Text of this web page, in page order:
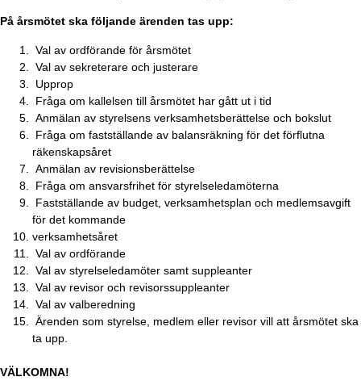
På årsmötet ska följande ärenden tas upp:
Val av ordförande för årsmötet
Val av sekreterare och justerare
Upprop
Fråga om kallelsen till årsmötet har gått ut i tid
Anmälan av styrelsens verksamhetsberättelse och bokslut
Fråga om fastställande av balansräkning för det förflutna
räkenskapsåret
Anmälan av revisionsberättelse
Fråga om ansvarsfrihet för styrelseledamöterna
Fastställande av budget, verksamhetsplan och medlemsavgift
för det kommande
verksamhetsåret
Val av ordförande
Val av styrelseledamöter samt suppleanter
Val av revisor och revisorssuppleanter
Val av valberedning
Ärenden som styrelse, medlem eller revisor vill att årsmötet ska
ta upp.
VÄLKOMNA!